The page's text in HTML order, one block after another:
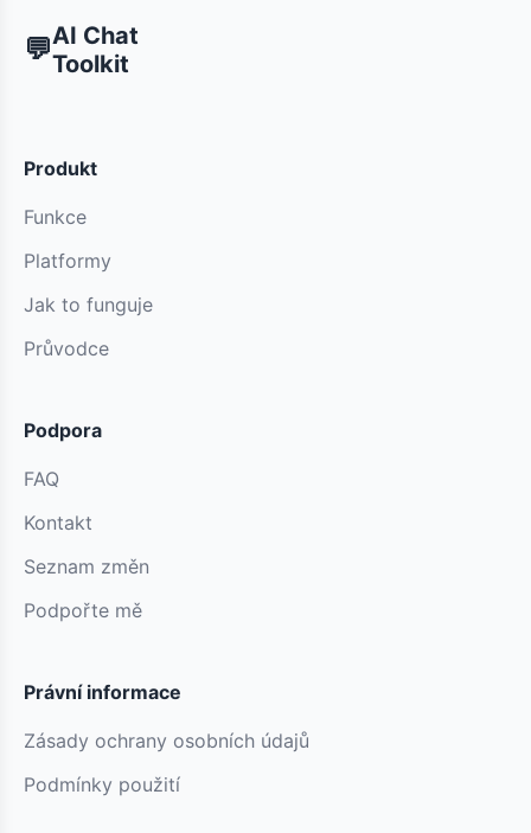
💬AI Chat
Toolkit
Produkt
Funkce
Platformy
Jak to funguje
Průvodce
Podpora
FAQ
Kontakt
Seznam změn
Podpořte mě
Právní informace
Zásady ochrany osobních údajů
Podmínky použití